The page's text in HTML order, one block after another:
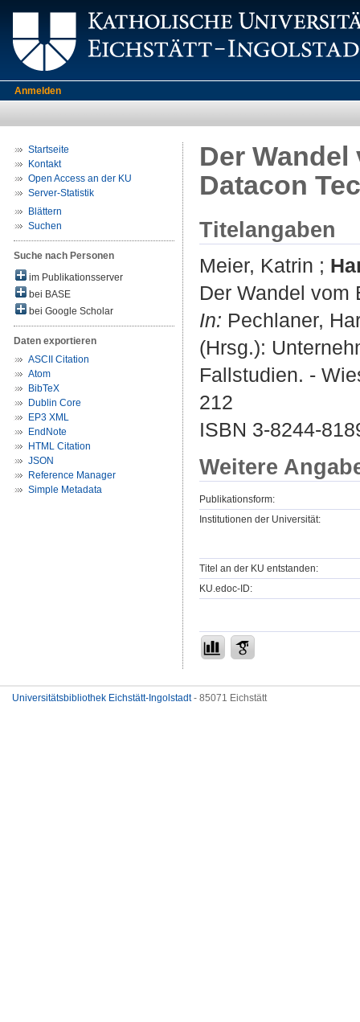
Anmelden
Startseite
Kontakt
Open Access an der KU
Server-Statistik
Blättern
Suchen
Suche nach Personen
im Publikationsserver
bei BASE
bei Google Scholar
Daten exportieren
ASCII Citation
Atom
BibTeX
Dublin Core
EP3 XML
EndNote
HTML Citation
JSON
Reference Manager
Simple Metadata
Der
Datacon
Titelangaben
Meier, Katrin ;
Der Wandel vom
In: Pechlaner,
(Hrsg.):
Fallstudien. -
212
ISBN 3-8244-
Weitere
Publikationsform:
Institutionen der Universität:
Titel an der KU entstanden:
KU.edoc-ID:
Universitätsbibliothek Eichstätt-Ingolstadt- 85071 Eichstätt